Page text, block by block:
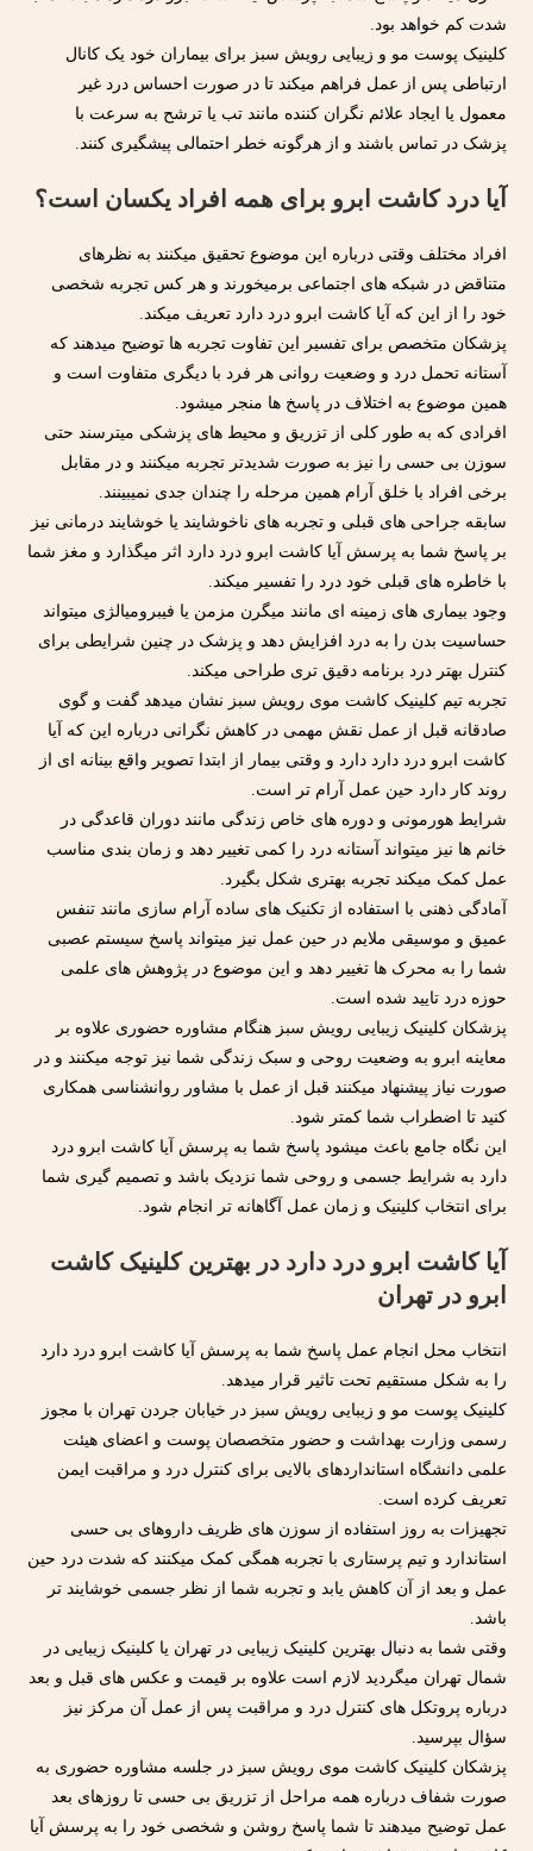
شدت کم خواهد بود.
کلینیک پوست مو و زیبایی رویش سبز برای بیماران خود یک کانال
ارتباطی پس از عمل فراهم میکند تا در صورت احساس درد غیر
معمول یا ایجاد علائم نگران کننده مانند تب یا ترشح به سرعت با
پزشک در تماس باشند و از هرگونه خطر احتمالی پیشگیری کنند.
آیا درد کاشت ابرو برای همه افراد یکسان است؟
افراد مختلف وقتی درباره این موضوع تحقیق میکنند به نظرهای
متناقض در شبکه های اجتماعی برمیخورند و هر کس تجربه شخصی
خود را از این که آیا کاشت ابرو درد دارد تعریف میکند.
پزشکان متخصص برای تفسیر این تفاوت تجربه ها توضیح میدهند که
آستانه تحمل درد و وضعیت روانی هر فرد با دیگری متفاوت است و
همین موضوع به اختلاف در پاسخ ها منجر میشود.
افرادی که به طور کلی از تزریق و محیط های پزشکی میترسند حتی
سوزن بی حسی را نیز به صورت شدیدتر تجربه میکنند و در مقابل
برخی افراد با خلق آرام همین مرحله را چندان جدی نمیبینند.
سابقه جراحی های قبلی و تجربه های ناخوشایند یا خوشایند درمانی نیز
بر پاسخ شما به پرسش آیا کاشت ابرو درد دارد اثر میگذارد و مغز شما
با خاطره های قبلی خود درد را تفسیر میکند.
وجود بیماری های زمینه ای مانند میگرن مزمن یا فیبرومیالژی میتواند
حساسیت بدن را به درد افزایش دهد و پزشک در چنین شرایطی برای
کنترل بهتر درد برنامه دقیق تری طراحی میکند.
تجربه تیم کلینیک کاشت موی رویش سبز نشان میدهد گفت و گوی
صادقانه قبل از عمل نقش مهمی در کاهش نگرانی درباره این که آیا
کاشت ابرو درد دارد دارد و وقتی بیمار از ابتدا تصویر واقع بینانه ای از
روند کار دارد حین عمل آرام تر است.
شرایط هورمونی و دوره های خاص زندگی مانند دوران قاعدگی در
خانم ها نیز میتواند آستانه درد را کمی تغییر دهد و زمان بندی مناسب
عمل کمک میکند تجربه بهتری شکل بگیرد.
آمادگی ذهنی با استفاده از تکنیک های ساده آرام سازی مانند تنفس
عمیق و موسیقی ملایم در حین عمل نیز میتواند پاسخ سیستم عصبی
شما را به محرک ها تغییر دهد و این موضوع در پژوهش های علمی
حوزه درد تایید شده است.
پزشکان کلینیک زیبایی رویش سبز هنگام مشاوره حضوری علاوه بر
معاینه ابرو به وضعیت روحی و سبک زندگی شما نیز توجه میکنند و در
صورت نیاز پیشنهاد میکنند قبل از عمل با مشاور روانشناسی همکاری
کنید تا اضطراب شما کمتر شود.
این نگاه جامع باعث میشود پاسخ شما به پرسش آیا کاشت ابرو درد
دارد به شرایط جسمی و روحی شما نزدیک باشد و تصمیم گیری شما
برای انتخاب کلینیک و زمان عمل آگاهانه تر انجام شود.
آیا کاشت ابرو درد دارد در بهترین کلینیک کاشت
ابرو در تهران
انتخاب محل انجام عمل پاسخ شما به پرسش آیا کاشت ابرو درد دارد
را به شکل مستقیم تحت تاثیر قرار میدهد.
کلینیک پوست مو و زیبایی رویش سبز در خیابان جردن تهران با مجوز
رسمی وزارت بهداشت و حضور متخصصان پوست و اعضای هیئت
علمی دانشگاه استانداردهای بالایی برای کنترل درد و مراقبت ایمن
تعریف کرده است.
تجهیزات به روز استفاده از سوزن های ظریف داروهای بی حسی
استاندارد و تیم پرستاری با تجربه همگی کمک میکنند که شدت درد حین
عمل و بعد از آن کاهش یابد و تجربه شما از نظر جسمی خوشایند تر
باشد.
وقتی شما به دنبال بهترین کلینیک زیبایی در تهران یا کلینیک زیبایی در
شمال تهران میگردید لازم است علاوه بر قیمت و عکس های قبل و بعد
درباره پروتکل های کنترل درد و مراقبت پس از عمل آن مرکز نیز
سؤال بپرسید.
پزشکان کلینیک کاشت موی رویش سبز در جلسه مشاوره حضوری به
صورت شفاف درباره همه مراحل از تزریق بی حسی تا روزهای بعد
عمل توضیح میدهند تا شما پاسخ روشن و شخصی خود را به پرسش آیا